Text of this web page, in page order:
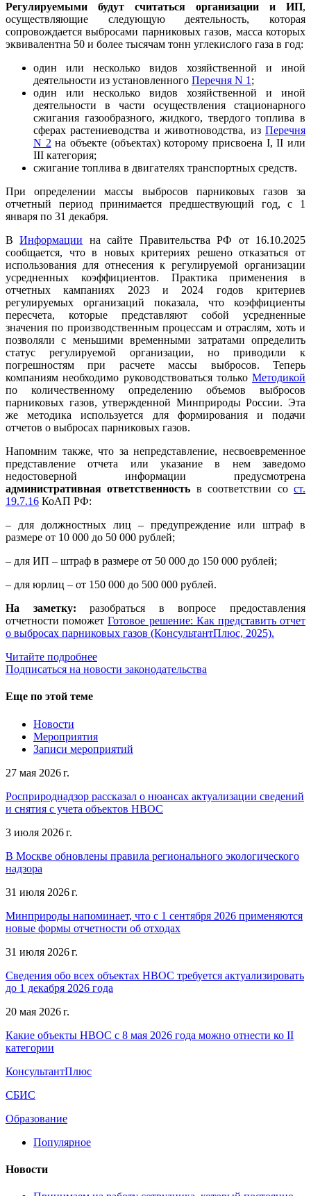
Регулируемыми будут считаться организации и ИП,
осуществляющие следующую деятельность, которая
сопровождается выбросами парниковых газов, масса которых
эквивалентна 50 и более тысячам тонн углекислого газа в год:
один или несколько видов хозяйственной и иной
деятельности из установленного Перечня N 1 ;
один или несколько видов хозяйственной и иной
деятельности в части осуществления стационарного
сжигания газообразного, жидкого, твердого топлива в
сферах растениеводства и животноводства, из Перечня
N 2 на объекте (объектах) которому присвоена I, II или
III категория;
сжигание топлива в двигателях транспортных средств.
При определении массы выбросов парниковых газов за
отчетный период принимается предшествующий год, с 1
января по 31 декабря.
ВИнформации на сайте Правительства РФ от 16.10.2025
сообщается, что в новых критериях решено отказаться от
использования для отнесения к регулируемой организации
усредненных коэффициентов. Практика применения в
отчетных кампаниях 2023 и 2024 годов критериев
регулируемых организаций показала, что коэффициенты
пересчета, которые представляют собой усредненные
значения по производственным процессам и отраслям, хоть и
позволяли с меньшими временными затратами определить
статус регулируемой организации, но приводили к
погрешностям при расчете массы выбросов. Теперь
компаниям необходимо руководствоваться только Методикой
по количественному определению объемов выбросов
парниковых газов, утвержденной Минприроды России. Эта
же методика используется для формирования и подачи
отчетов о выбросах парниковых газов.
Напомним также, что за непредставление, несвоевременное
представление отчета или указание в нем заведомо
недостоверной информации предусмотрена
административная ответственность в соответствии сост.
19.7.16 КоАП РФ:
– для должностных лиц – предупреждение или штраф в
размере от 10 000 до 50 000 рублей;
– для ИП – штраф в размере от 50 000 до 150 000 рублей;
– для юрлиц – от 150 000 до 500 000 рублей.
На заметку: разобраться в вопросе предоставления
отчетности поможетГотовое решение: Как представить отчет
о выбросах парниковых газов (КонсультантПлюс, 2025).
Читайте подробнее
Подписаться на новости законодательства
Еще по этой теме
Новости
Мероприятия
Записи мероприятий
27 мая 2026 г.
Росприроднадзор рассказал о нюансах актуализации сведений
и снятия с учета объектов НВОС
3 июля 2026 г.
В Москве обновлены правила регионального экологического
надзора
31 июля 2026 г.
Минприроды напоминает, что с 1 сентября 2026 применяются
новые формы отчетности об отходах
31 июля 2026 г.
Сведения обо всех объектах НВОС требуется актуализировать
до 1 декабря 2026 года
20 мая 2026 г.
Какие объекты НВОС с 8 мая 2026 года можно отнести ко II
категории
КонсультантПлюс
СБИС
Образование
Популярное
Новости